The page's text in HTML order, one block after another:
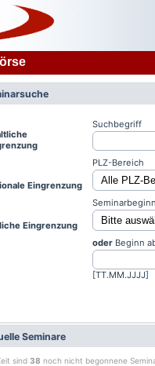
Suchbegriff
Eingrenzung
PLZ-Bereich
Eingrenzung
oder Beginn
[TT.MM.JJJJ]
Seminare
sind 38 noch nicht begonnene